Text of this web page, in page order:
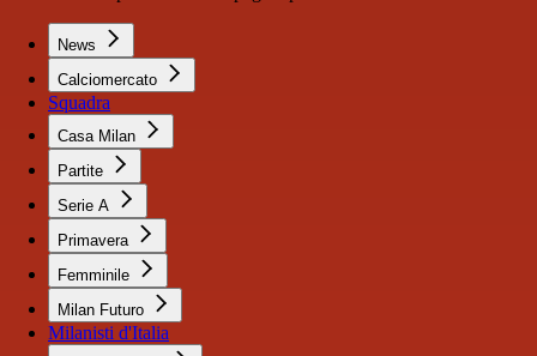
News
Calciomercato
Squadra
Casa Milan
Partite
Serie A
Primavera
Femminile
Milan Futuro
Milanisti d'Italia